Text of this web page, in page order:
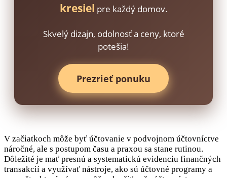
kresiel pre každý domov.
Skvelý dizajn, odolnosť a ceny, ktoré
potešia!
Prezrieť ponuku
V začiatkoch môže byť účtovanie v podvojnom účtovníctve
náročné, ale s postupom času a praxou sa stane rutinou.
Dôležité je mať presnú a systematickú evidenciu finančných
transakcií a využívať nástroje, ako sú účtovné programy a